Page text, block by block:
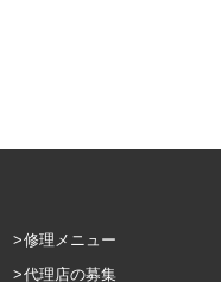
修理メニュー
代理店の募集